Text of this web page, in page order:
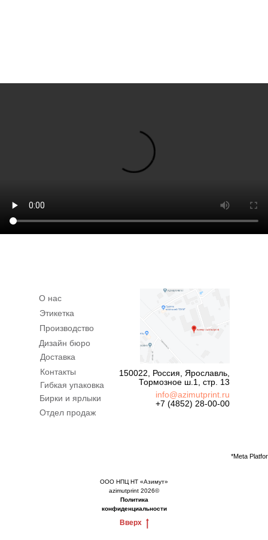
О нас
Этикетка
Производство
Дизайн бюро
Доставка
Контакты
info@azimutprint.ru
+7 (4852) 28-00-00
ООО НПЦ НТ «Азимут»
azimutprint 2026©
Политика
конфиденциальности
150022, Россия, Ярославль,
Тормозное ш.1, стр. 13
Гибкая упаковка
Бирки и ярлыки
Отдел продаж
*Meta
Вверх